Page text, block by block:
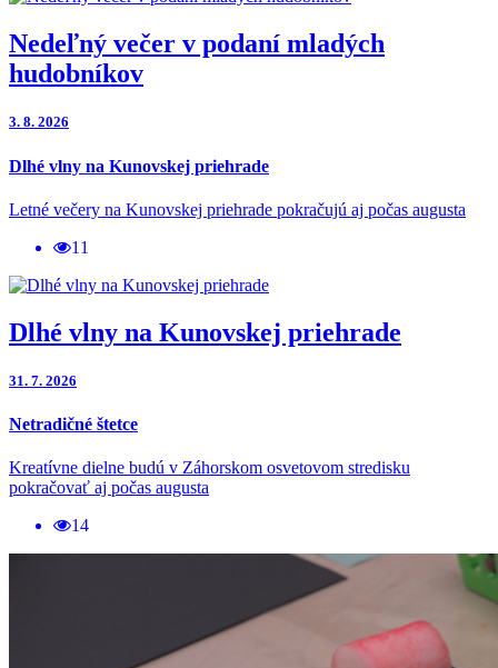
Nedeľný večer v podaní mladých
hudobníkov
3. 8. 2026
Dlhé vlny na Kunovskej priehrade
Letné večery na Kunovskej priehrade pokračujú aj počas augusta
11
Dlhé vlny na Kunovskej priehrade
31. 7. 2026
Netradičné štetce
Kreatívne dielne budú v Záhorskom osvetovom stredisku
pokračovať aj počas augusta
14